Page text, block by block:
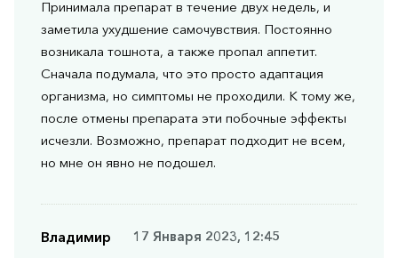
Принимала препарат в течение двух недель, и
заметила ухудшение самочувствия. Постоянно
возникала тошнота, а также пропал аппетит.
Сначала подумала, что это просто адаптация
организма, но симптомы не проходили. К тому же,
после отмены препарата эти побочные эффекты
исчезли. Возможно, препарат подходит не всем,
но мне он явно не подошел.
Владимир
17 Января 2023, 12:45